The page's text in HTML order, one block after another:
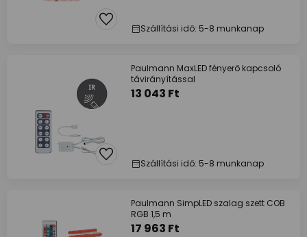
Szállítási idő: 5-8 munkanap
Paulmann MaxLED fényerő kapcsoló
távirányítással
13 043 Ft
Szállítási idő: 5-8 munkanap
Paulmann SimpLED szalag szett COB
RGB 1,5 m
17 963 Ft